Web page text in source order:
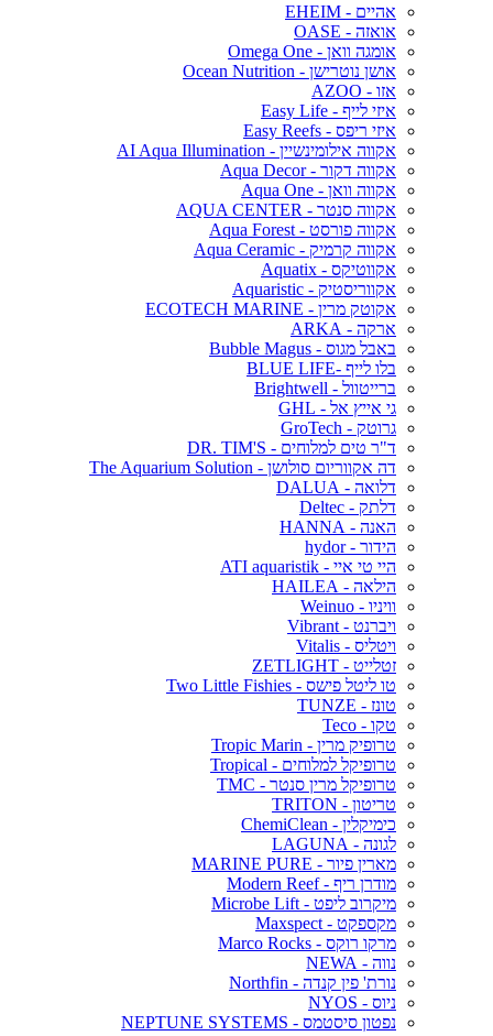
אהיים - EHEIM
אואזה - OASE
אומגה וואן - Omega One
אושן נוטרישן - Ocean Nutrition
אזו - AZOO
איזי לייף - Easy Life
איזי ריפס - Easy Reefs
אקווה אילומינשיין - AI Aqua Illumination
אקווה דקור - Aqua Decor
אקווה וואן - Aqua One
אקווה סנטר - AQUA CENTER
אקווה פורסט - Aqua Forest
אקווה קרמיק - Aqua Ceramic
אקווטיקס - Aquatix
אקווריסטיק - Aquaristic
אקוטק מרין - ECOTECH MARINE
ארקה - ARKA
באבל מגוס - Bubble Magus
בלו לייף -BLUE LIFE
ברייטוול - Brightwell
גי אייץ אל - GHL
גרוטק - GroTech
ד"ר טים למלוחים - DR. TIM'S
דה אקווריום סולושן - The Aquarium Solution
דלואה - DALUA
דלתק - Deltec
האנה - HANNA
הידור - hydor
היי טי איי - ATI aquaristik
הילאה - HAILEA
וויניו - Weinuo
ויברנט - Vibrant
ויטליס - Vitalis
זטלייט - ZETLIGHT
טו ליטל פישס - Two Little Fishies
טונז - TUNZE
טקו - Teco
טרופיק מרין - Tropic Marin
טרופיקל למלוחים - Tropical
טרופיקל מרין סנטר - TMC
טריטון - TRITON
כימיקלין - ChemiClean
לגונה - LAGUNA
מארין פיור - MARINE PURE
מודרן ריף - Modern Reef
מיקרוב ליפט - Microbe Lift
מקספקט - Maxspect
מרקו רוקס - Marco Rocks
נווה - NEWA
נורת' פין קנדה - Northfin
ניוס - NYOS
נפטון סיסטמס - NEPTUNE SYSTEMS